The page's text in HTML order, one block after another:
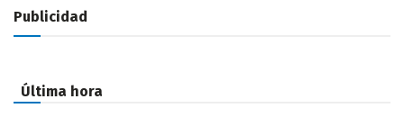
Publicidad
Última hora